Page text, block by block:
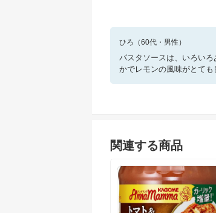
ひろ （60代・ 男性 ）
パスタソースは、いろい
かでレモンの風味がとても
関連する商品